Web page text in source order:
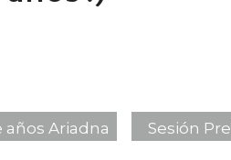
años Ariadna Sesión